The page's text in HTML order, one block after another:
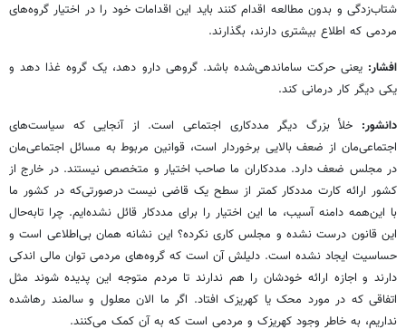
شتاب‌زدگی و بدون مطالعه اقدام کنند باید این اقدامات خود را در اختیار گروه‌های
مردمی که اطلاع بیشتری دارند، بگذارند.
افشار: یعنی حرکت ساماندهی‌شده باشد. گروهی دارو دهد، یک گروه غذا دهد و
یکی دیگر کار درمانی کند.
دانشور: خلأ بزرگ دیگر مددکاری اجتماعی است. از آنجایی که سیاست‌های
اجتماعی‌مان از ضعف بالایی برخوردار است، قوانین مربوط به مسائل اجتماعی‌مان
در مجلس ضعف دارد. مددکاران ما صاحب اختیار و متخصص نیستند. در خارج از
کشور ارائه کارت مددکار کمتر از سطح یک قاضی نیست درصورتی‌که در کشور ما
با این‌همه دامنه آسیب، ما این اختیار را برای مددکار قائل نشده‌ایم. چرا تابه‌حال
این قانون درست نشده و مجلس کاری نکرده؟ این نشانه همان بی‌اطلاعی است و
حساسیت ایجاد نشده است. دلیلش آن است که گروه‌های مردمی توان مالی اندکی
دارند و اجازه ارائه خودشان را هم ندارند تا مردم متوجه این پدیده شوند مثل
اتفاقی که در مورد محک یا کهریزک افتاد. اگر ما الان معلول و سالمند رهاشده
نداریم، به خاطر وجود کهریزک و مردمی است که به آن کمک می‌کنند.